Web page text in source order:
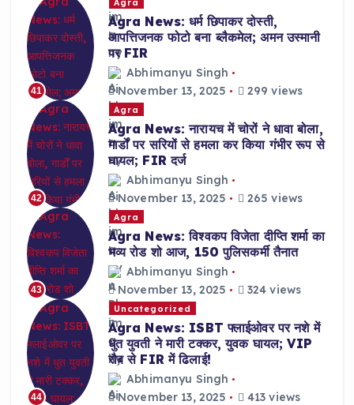
41
Agra News: धर्म छिपाकर दोस्ती,
आपत्तिजनक फोटो बना ब्लैकमेल; अमन उस्मानी
पर FIR
Abhimanyu Singh
November 13, 2025
299 views
42
Agra
Agra News: नारायच में चोरों ने धावा बोला,
गार्डों पर सरियों से हमला कर किया गंभीर रूप से
घायल; FIR दर्ज
Abhimanyu Singh
November 13, 2025
265 views
43
Agra
Agra News: विश्वकप विजेता दीप्ति शर्मा का
भव्य रोड शो आज, 150 पुलिसकर्मी तैनात
Abhimanyu Singh
November 13, 2025
324 views
44
Uncategorized
Agra News: ISBT फ्लाईओवर पर नशे में
धुत युवती ने मारी टक्कर, युवक घायल; VIP
रौब से FIR में ढिलाई!
Abhimanyu Singh
November 13, 2025
413 views